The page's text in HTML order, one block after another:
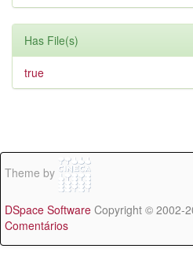
Has File(s)
true
Theme by
DSpace Software Copyright © 2002-
Comentários